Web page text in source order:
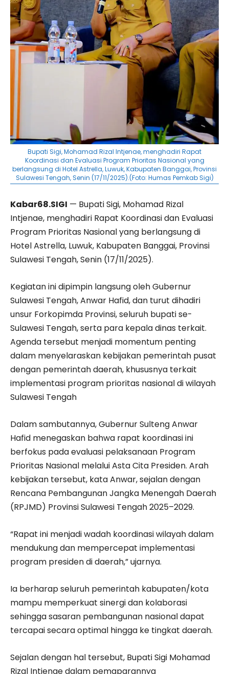
Bupati Sigi, Mohamad Rizal Intjenae, menghadiri Rapat
Koordinasi dan Evaluasi Program Prioritas Nasional yang
berlangsung di Hotel Astrella, Luwuk, Kabupaten Banggai, Provinsi
Sulawesi Tengah, Senin (17/11/2025).(Foto: Humas Pemkab Sigi)
Kabar68.SIGI — Bupati Sigi, Mohamad Rizal
Intjenae, menghadiri Rapat Koordinasi dan Evaluasi
Program Prioritas Nasional yang berlangsung di
Hotel Astrella, Luwuk, Kabupaten Banggai, Provinsi
Sulawesi Tengah, Senin (17/11/2025).
Kegiatan ini dipimpin langsung oleh Gubernur
Sulawesi Tengah, Anwar Hafid, dan turut dihadiri
unsur Forkopimda Provinsi, seluruh bupati se-
Sulawesi Tengah, serta para kepala dinas terkait.
Agenda tersebut menjadi momentum penting
dalam menyelaraskan kebijakan pemerintah pusat
dengan pemerintah daerah, khususnya terkait
implementasi program prioritas nasional di wilayah
Sulawesi Tengah
Dalam sambutannya, Gubernur Sulteng Anwar
Hafid menegaskan bahwa rapat koordinasi ini
berfokus pada evaluasi pelaksanaan Program
Prioritas Nasional melalui Asta Cita Presiden. Arah
kebijakan tersebut, kata Anwar, sejalan dengan
Rencana Pembangunan Jangka Menengah Daerah
(RPJMD) Provinsi Sulawesi Tengah 2025–2029.
“Rapat ini menjadi wadah koordinasi wilayah dalam
mendukung dan mempercepat implementasi
program presiden di daerah,” ujarnya.
Ia berharap seluruh pemerintah kabupaten/kota
mampu memperkuat sinergi dan kolaborasi
sehingga sasaran pembangunan nasional dapat
tercapai secara optimal hingga ke tingkat daerah.
Sejalan dengan hal tersebut, Bupati Sigi Mohamad
Rizal Intjenae dalam pemaparannya